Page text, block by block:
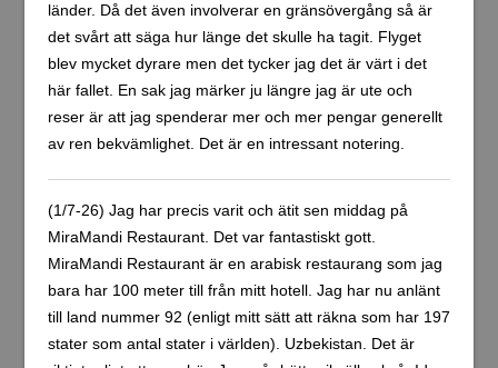
länder. Då det även involverar en gränsövergång så är
det svårt att säga hur länge det skulle ha tagit. Flyget
blev mycket dyrare men det tycker jag det är värt i det
här fallet. En sak jag märker ju längre jag är ute och
reser är att jag spenderar mer och mer pengar generellt
av ren bekvämlighet. Det är en intressant notering.
(1/7-26) Jag har precis varit och ätit sen middag på
MiraMandi Restaurant. Det var fantastiskt gott.
MiraMandi Restaurant är en arabisk restaurang som jag
bara har 100 meter till från mitt hotell. Jag har nu anlänt
till land nummer 92 (enligt mitt sätt att räkna som har 197
stater som antal stater i världen). Uzbekistan. Det är